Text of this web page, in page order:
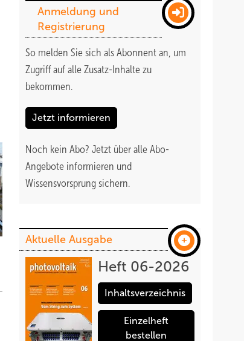
Anmeldung und
Registrierung
So melden Sie sich als Abonnent an, um
Zugriff auf alle Zusatz-Inhalte zu
bekommen.
Jetzt informieren
Noch kein Abo? Jetzt über alle Abo-
Angebote informieren und
Wissensvorsprung sichern.
Aktuelle Ausgabe
Heft 06-2026
Inhaltsverzeichnis
Einzelheft
bestellen